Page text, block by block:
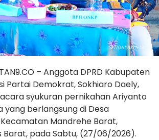
– Anggota DPRD Kabupaten
Partai Demokrat, Sokhiaro Daely,
acara syukuran pernikahan Ariyanto
yang berlangsung di Desa
Mandrehe Barat,
Barat, pada Sabtu, (27/06/2026).